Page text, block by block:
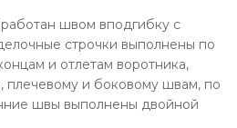
швом вподгибку с
строчки выполнены по
и отлетам воротника,
плечевому и боковому швам, по
швы выполнены двойной